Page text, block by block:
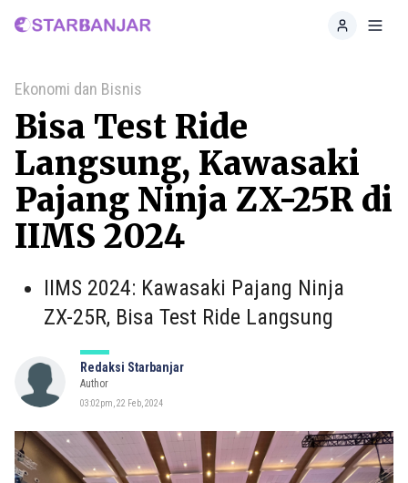
Home
Ekonomi dan Bisnis
Bisa Test Ride
Langsung, Kawasaki
Pajang Ninja ZX-25R di
IIMS 2024
IIMS 2024: Kawasaki Pajang Ninja
ZX-25R, Bisa Test Ride Langsung
Redaksi Starbanjar
Author
03:02pm, 22 Feb, 2024